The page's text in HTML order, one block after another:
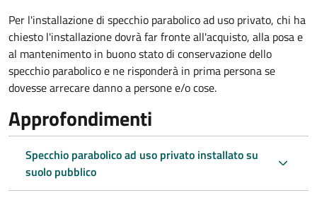
Per l'installazione di specchio parabolico ad uso privato, chi ha
chiesto l'installazione dovrà far fronte all'acquisto, alla posa e
al mantenimento in buono stato di conservazione dello
specchio parabolico e ne risponderà in prima persona se
dovesse arrecare danno a persone e/o cose.
Approfondimenti
Specchio parabolico ad uso privato installato su
suolo pubblico